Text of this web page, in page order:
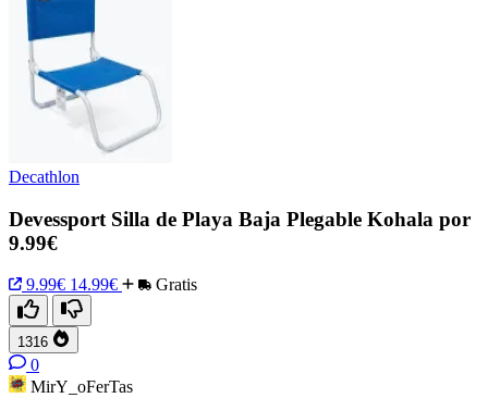
Decathlon
Devessport Silla de Playa Baja Plegable Kohala por
9.99€
9.99€ 14.99€ Gratis
1316
0
MirY_oFerTas